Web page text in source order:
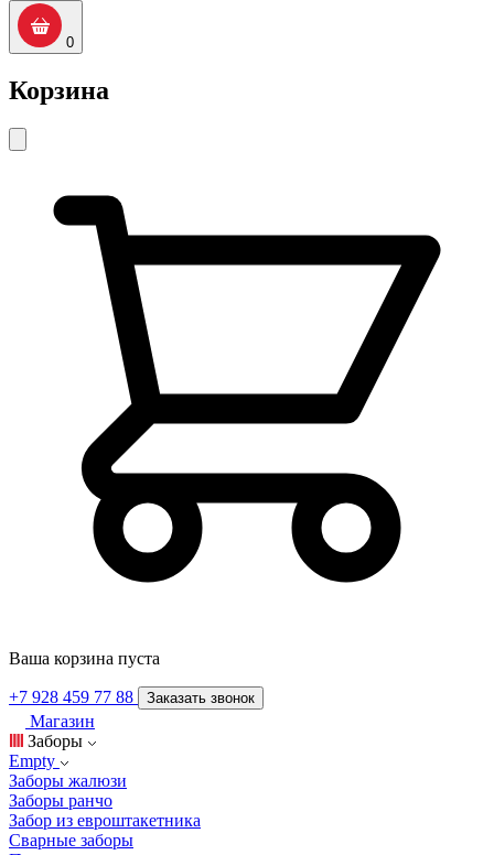
0
Корзина
Ваша корзина пуста
+7 928 459 77 88 Заказать звонок
Магазин
Заборы
Empty
Заборы жалюзи
Заборы ранчо
Забор из евроштакетника
Сварные заборы